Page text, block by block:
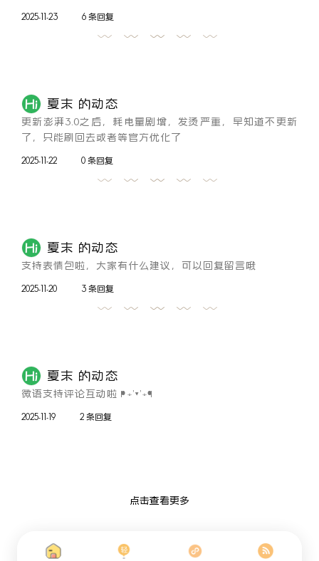
2025-11-23 6 条回复
夏末 的动态
更新澎湃3.0之后，耗电量剧增，发烫严重，早知道不更新
了，只能刷回去或者等官方优化了
2025-11-22 0 条回复
夏末 的动态
支持表情包啦，大家有什么建议，可以回复留言哦
2025-11-20 3 条回复
夏末 的动态
微语支持评论互动啦 ᖰ⌯'▾'⌯ᖳ
2025-11-19 2 条回复
点击查看更多